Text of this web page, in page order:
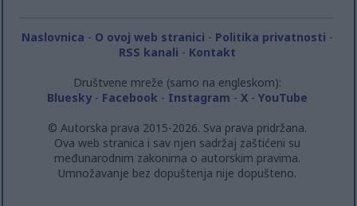
Naslovnica - O ovoj web stranici - Politika privatnosti -
RSS kanali - Kontakt
Društvene mreže (samo na engleskom):
Bluesky- Facebook - Instagram - X- YouTube
© Autorska prava 2015-2026. Sva prava pridržana.
Ova web stranica i sav njen sadržaj zaštićeni su
međunarodnim zakonima o autorskim pravima.
Umnožavanje bez dopuštenja nije dopušteno.